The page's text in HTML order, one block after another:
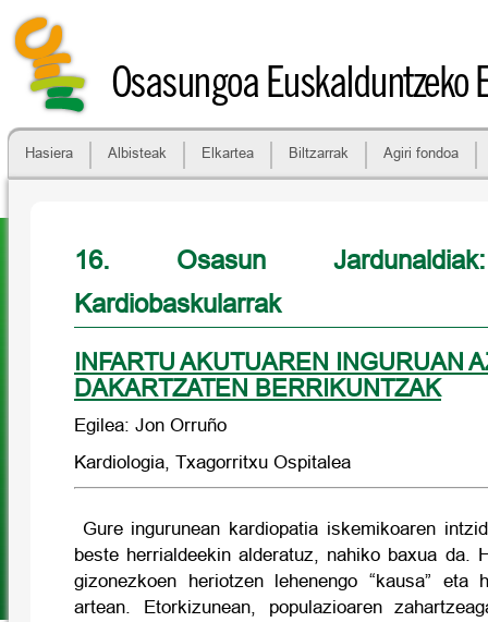
Osasungoa Euskalduntzeko
Hasiera Albisteak Elkartea Biltzarrak Agiri fondoa
16. Osasun
Kardiobaskularrak
INFARTU AKUTUAREN INGURUAN
DAKARTZATEN BERRIKUNTZAK
Egilea: Jon Orruño
Kardiologia, Txagorritxu Ospitalea
Gure ingurunean kardiopatia iskemikoaren
beste herrialdeekin alderatuz, nahiko baxua da.
gizonezkoen heriotzen lehenengo “kausa” eta
artean. Etorkizunean, populazioaren